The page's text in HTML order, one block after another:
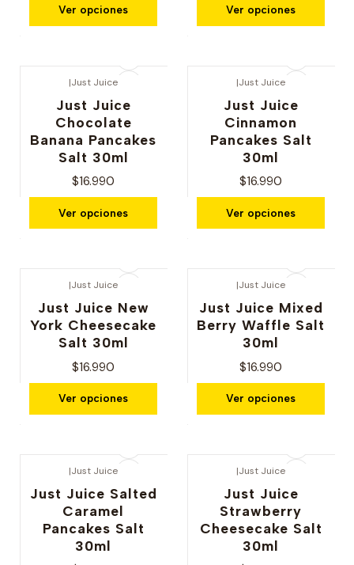
Ver opciones Ver opciones
|Just Juice
Just Juice
Chocolate
Banana Pancakes
Salt 30ml
$16.990
Ver opciones
|Just Juice
Just Juice
Cinnamon
Pancakes Salt
30ml
$16.990
Ver opciones
|Just Juice
Just Juice New
York Cheesecake
Salt 30ml
$16.990
Ver opciones
|Just Juice
Just Juice Mixed
Berry Waffle Salt
30ml
$16.990
Ver opciones
|Just Juice
Just Juice Salted
Caramel
Pancakes Salt
30ml
|Just Juice
Just Juice
Strawberry
Cheesecake Salt
30ml